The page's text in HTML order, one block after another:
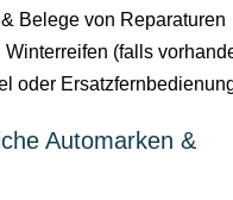
Belege von Reparaturen
Winterreifen (falls
oder
Automarken &